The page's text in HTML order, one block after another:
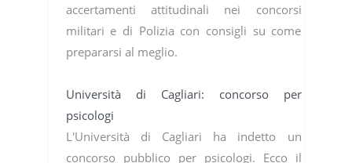
accertamenti attitudinali nei concorsi
militari e di Polizia con consigli su come
prepararsi al meglio.
Università di Cagliari: concorso per
psicologi
L'Università di Cagliari ha indetto un
concorso pubblico per psicologi. Ecco il